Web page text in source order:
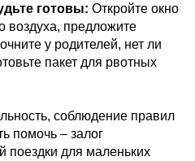
готовы: Откройте окно
воздуха, предложите
у родителей, нет ли
пакет для рвотных
соблюдение правил
помочь – залог
поездки для маленьких